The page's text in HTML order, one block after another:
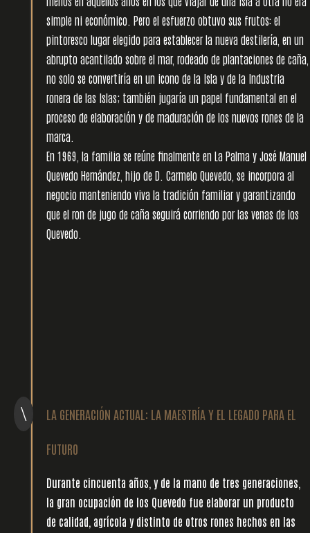
simple ni económico. Pero el esfuerzo obtuvo sus frutos: el
pintoresco lugar elegido para establecer la nueva destilería, en un
abrupto acantilado sobre el mar, rodeado de plantaciones de caña,
no solo se convertiría en un icono de la Isla y de la Industria
ronera de las Islas; también jugaría un papel fundamental en el
proceso de elaboración y de maduración de los nuevos rones de la
marca.
En 1969, la familia se reúne finalmente en La Palma y José Manuel
Quevedo Hernández, hijo de D. Carmelo Quevedo, se incorpora al
negocio manteniendo viva la tradición familiar y garantizando
que el ron de jugo de caña seguirá corriendo por las venas de los
Quevedo.
\ LA GENERACIÓN ACTUAL: LA MAESTRÍA Y EL LEGADO PARA EL
FUTURO
Durante cincuenta años, y de la mano de tres generaciones,
la gran ocupación de los Quevedo fue elaborar un producto
de calidad, agrícola y distinto de otros rones hechos en las